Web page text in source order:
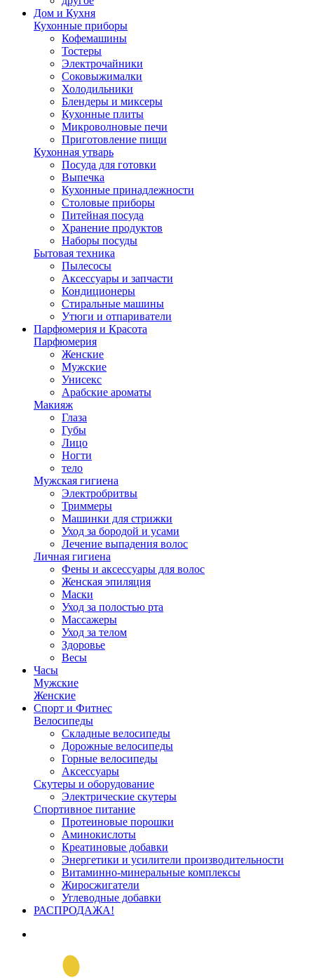
Дом и Кухня
Кухонные приборы
Кофемашины
Тостеры
Электрочайники
Соковыжималки
Холодильники
Блендеры и миксеры
Кухонные плиты
Микроволновые печи
Приготовление пищи
Кухонная утварь
Посуда для готовки
Выпечка
Кухонные принадлежности
Столовые приборы
Питейная посуда
Хранение продуктов
Наборы посуды
Бытовая техника
Пылесосы
Аксессуары и запчасти
Кондиционеры
Стиральные машины
Утюги и отпариватели
Парфюмерия и Красота
Парфюмерия
Женские
Мужские
Унисекс
Арабские ароматы
Макияж
Глаза
Губы
Лицо
Ногти
тело
Мужская гигиена
Электробритвы
Триммеры
Машинки для стрижки
Уход за бородой и усами
Лечение выпадения волос
Личная гигиена
Фены и аксессуары для волос
Женская эпиляция
Маски
Уход за полостью рта
Массажеры
Уход за телом
Здоровье
Весы
Часы
Мужские
Женские
Спорт и Фитнес
Велосипеды
Складные велосипеды
Дорожные велосипеды
Горные велосипеды
Аксессуары
Скутеры и оборудование
Электрические скутеры
Спортивное питание
Протеиновые порошки
Аминокислоты
Креатиновые добавки
Энергетики и усилители производительности
Витаминно-минеральные комплексы
Жиросжигатели
Углеводные добавки
РАСПРОДАЖА!